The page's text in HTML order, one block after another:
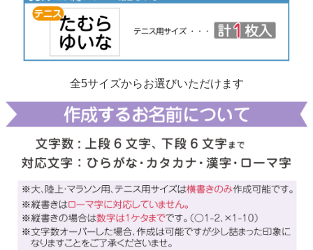
全5サイズからお選びいただけます